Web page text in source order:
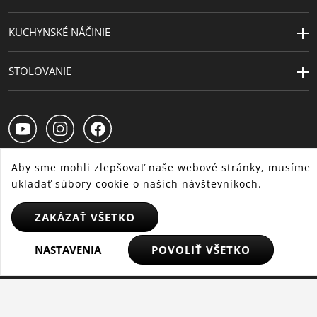
Kapacita (l)
5.7
Priemer (cm)
Priemer platne
(cm)
KUCHYNSKÉ NÁČINIE
STOLOVANIE
© 2025 WMF – Všetky práva vyhradené
Aby sme mohli zlepšovať naše webové stránky, musíme
ukladať súbory cookie o našich návštevníkoch.
ZAKÁZAŤ VŠETKO
NASTAVENIA POVOLIŤ VŠETKO